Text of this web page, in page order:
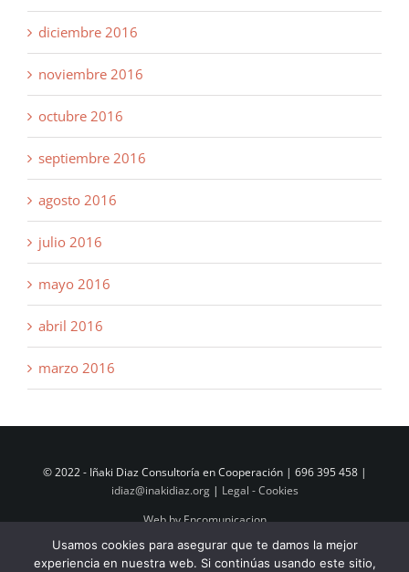
diciembre 2016
noviembre 2016
octubre 2016
septiembre 2016
agosto 2016
julio 2016
mayo 2016
abril 2016
marzo 2016
© 2022 - Iñaki Diaz Consultoría en Cooperación | 696 395 458 |
idiaz@inakidiaz.org| Legal - Cookies
Web by Encomunicacion
Usamos cookies para asegurar que te damos la mejor
experiencia en nuestra web. Si continúas usando este sitio,